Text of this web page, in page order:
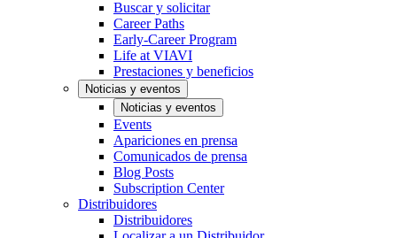
Buscar y solicitar
Career Paths
Early-Career Program
Life at VIAVI
Prestaciones y beneficios
Noticias y eventos
Noticias y eventos
Events
Apariciones en prensa
Comunicados de prensa
Blog Posts
Subscription Center
Distribuidores
Distribuidores